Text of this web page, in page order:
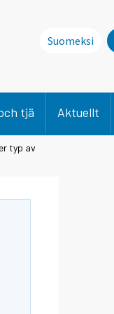
Suomeksi
tjä Aktuellt
typ av